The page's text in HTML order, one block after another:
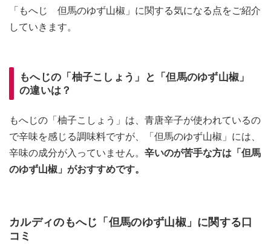
「もへじ 但馬のゆず山椒」に関する気になる点をご紹介
していきます。
もへじの「柚子こしょう」と「但馬のゆず山椒」
の違いは？
もへじの「柚子こしょう」は、青唐辛子が使われているの
で辛味を感じる調味料ですが、「但馬のゆず山椒」には、
辛味の成分が入っていません。 辛いのが苦手な方は「但馬
のゆず山椒」がおすすめです。
カルディのもへじ「但馬のゆず山椒」に関する口
コミ